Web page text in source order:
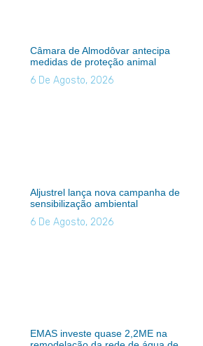
Câmara de Almodôvar antecipa
medidas de proteção animal
6 De Agosto, 2026
Aljustrel lança nova campanha de
sensibilização ambiental
6 De Agosto, 2026
EMAS investe quase 2,2ME na